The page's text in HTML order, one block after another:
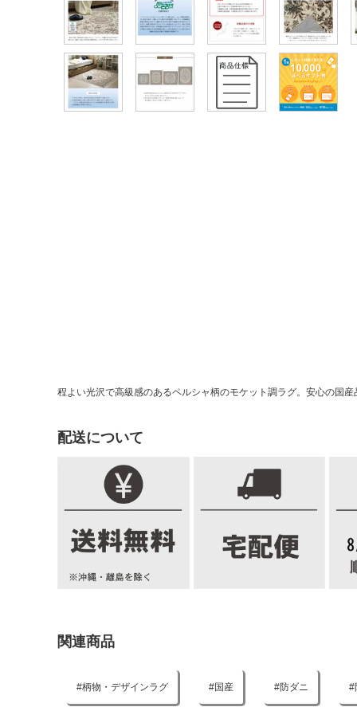
程よい光沢で高級感のあるペルシャ柄のモケット調ラグ。安心の国
配送について
関連商品
柄物・デザインラグ 国産 防ダニ